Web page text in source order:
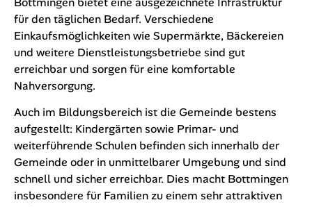
Gemeinde Bottmingen – Lage, Schulen und
Einkaufsmöglichkeiten
Die Bottmingen überzeugt durch ihre attraktive Lage in
unmittelbarer Nähe zur Stadt Basel. Die Gemeinde
verbindet ein ruhiges, grünes Wohnumfeld mit den
Vorteilen einer hervorragenden Anbindung an das
urbane Zentrum.
Bottmingen bietet eine ausgezeichnete Infrastruktur
für den täglichen Bedarf. Verschiedene